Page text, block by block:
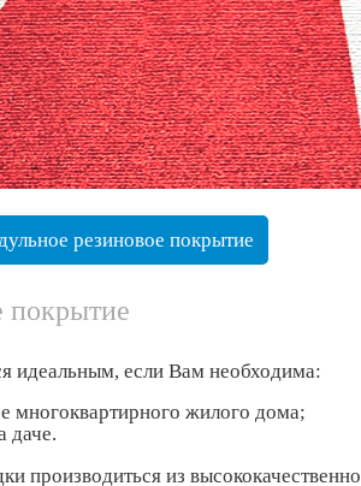
резиновое покрытие
покрытие
идеальным, если Вам необходима:
многоквартирного жилого дома;
даче.
производиться из